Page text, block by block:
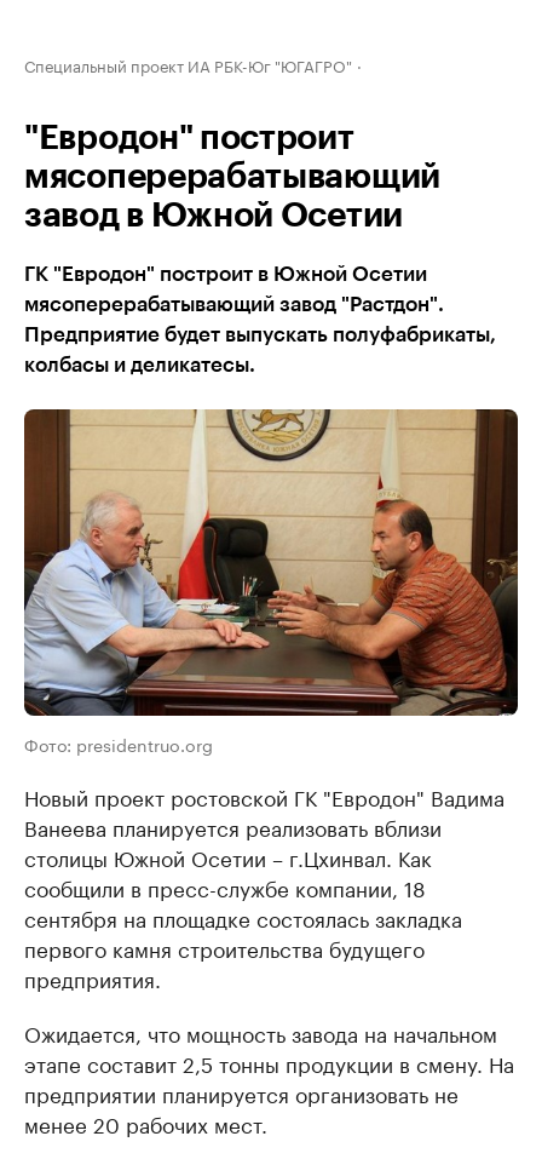
Специальный проект ИА РБК-Юг "ЮГАГРО"
"Евродон" построит
мясоперерабатывающий
завод в Южной Осетии
ГК "Евродон" построит в Южной Осетии
мясоперерабатывающий завод "Растдон".
Предприятие будет выпускать полуфабрикаты,
колбасы и деликатесы.
Фото: presidentruo.org
Новый проект ростовской ГК "Евродон" Вадима
Ванеева планируется реализовать вблизи
столицы Южной Осетии – г.Цхинвал. Как
сообщили в пресс-службе компании, 18
сентября на площадке состоялась закладка
первого камня строительства будущего
предприятия.
Ожидается, что мощность завода на начальном
этапе составит 2,5 тонны продукции в смену. На
предприятии планируется организовать не
менее 20 рабочих мест.